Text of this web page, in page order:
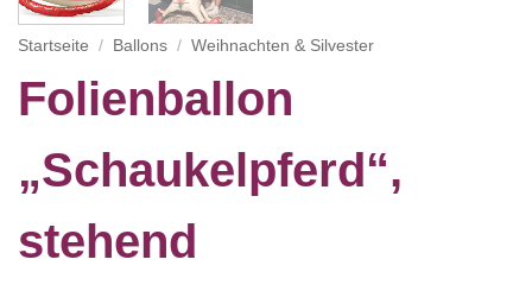
Startseite / Ballons / Weihnachten & Silvester
Folienballon
„Schaukelpferd“,
stehend